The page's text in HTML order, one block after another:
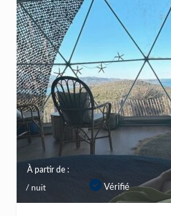
À partir de :
/ nuit Vérifié